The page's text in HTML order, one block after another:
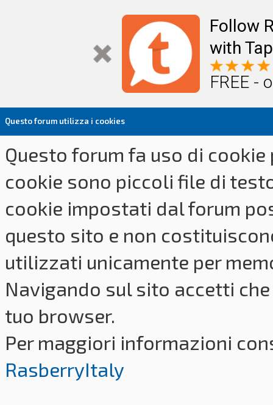
Follow
with
FREE -
Questo forum utilizza i cookies
Questo forum fa uso di
cookie sono piccoli file di
cookie impostati dal forum
questo sito e non
utilizzati unicamente per
Navigando sul sito accetti
tuo browser.
Per maggiori informazioni
RasberryItaly